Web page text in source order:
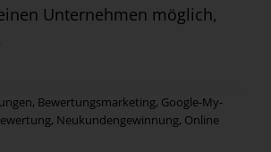
Unternehmen möglich,
, Bewertungsmarketing, Google-My-
, Neukundengewinnung, Online